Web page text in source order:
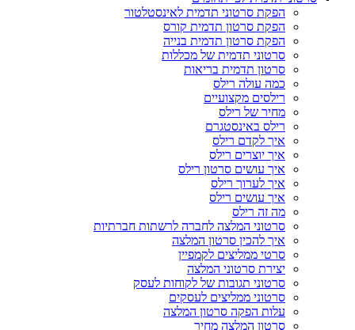
הפקת סרטוני תדמית לאינסטלטור
הפקת סרטון תדמית קורס
הפקת סרטון תדמית בנייה
סרטוני תדמית של מכללות
סרטון תדמית בריאות
כמה עולה רילס
רילסים מקצועיים
מחיר של רילס
רילס באינסטגרם
איך לקדם רילס
איך יוצרים רילס
איך עושים סרטון רילס
איך לערוך רילס
איך עושים רילס
מה זה רילס
סרטוני המלצה לחברה לרשתות חברתיות
איך להכין סרטון המלצה
סרטי ממליצים לקמפיין
יצירת סרטוני המלצה
סרטוני תגובות של לקוחות לעסק
סרטוני ממליצים לעסקים
עלות הפקה סרטון המלצה
סרטון המלצה מחיר